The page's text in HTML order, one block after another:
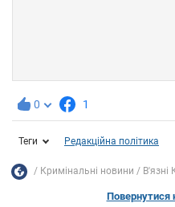
0 1
Теги Редакційна політика
Кримінальні новини В'язні
Повернутися